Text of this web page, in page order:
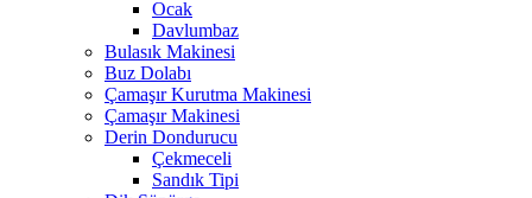
Ocak
Davlumbaz
Bulasık Makinesi
Buz Dolabı
Çamaşır Kurutma Makinesi
Çamaşır Makinesi
Derin Dondurucu
Çekmeceli
Sandık Tipi